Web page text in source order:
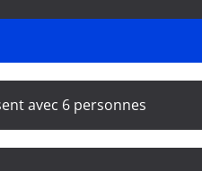
avec 6 personnes